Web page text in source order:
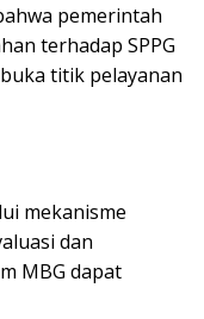
pemerintah
terhadap SPPG
titik pelayanan
mekanisme
dan
MBG dapat